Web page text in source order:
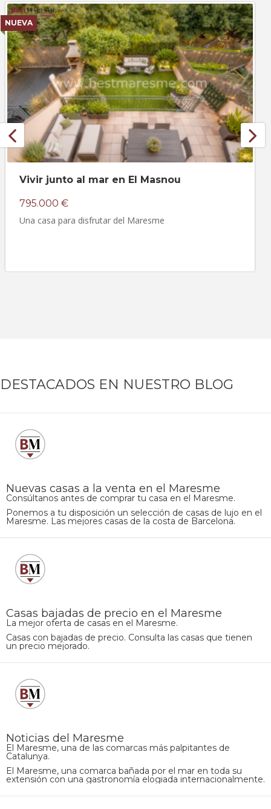
NUEVA
Vivir junto al mar en El Masnou
795.000 €
Una casa para disfrutar del Maresme
DESTACADOS EN NUESTRO BLOG
Nuevas casas a la venta en el Maresme
Consúltanos antes de comprar tu casa en el Maresme.
Ponemos a tu disposición un selección de casas de lujo en el
Maresme. Las mejores casas de la costa de Barcelona.
Casas bajadas de precio en el Maresme
La mejor oferta de casas en el Maresme.
Casas con bajadas de precio. Consulta las casas que tienen
un precio mejorado.
Noticias del Maresme
El Maresme, una de las comarcas más palpitantes de
Catalunya.
El Maresme, una comarca bañada por el mar en toda su
extensión con una gastronomía elogiada internacionalmente.